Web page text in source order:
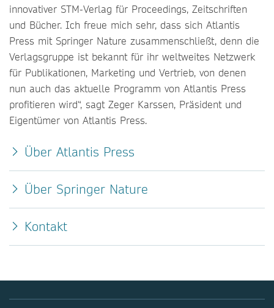
innovativer STM-Verlag für Proceedings, Zeitschriften
und Bücher. Ich freue mich sehr, dass sich Atlantis
Press mit Springer Nature zusammenschließt, denn die
Verlagsgruppe ist bekannt für ihr weltweites Netzwerk
für Publikationen, Marketing und Vertrieb, von denen
nun auch das aktuelle Programm von Atlantis Press
profitieren wird“, sagt Zeger Karssen, Präsident und
Eigentümer von Atlantis Press.
Über Atlantis Press
Über Springer Nature
Kontakt